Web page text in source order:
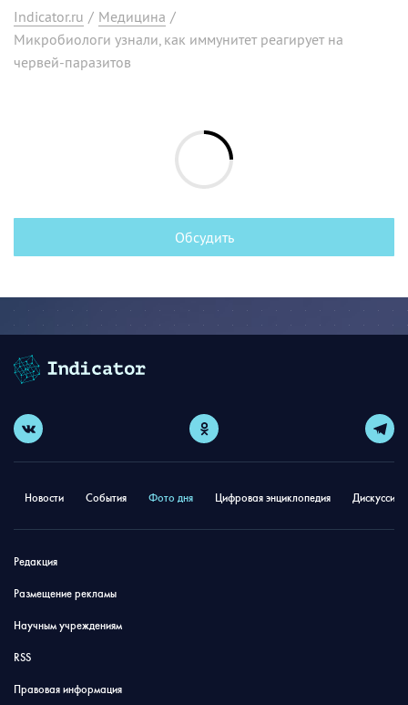
Indicator.ru / Медицина /
Микробиологи узнали, как иммунитет реагирует на
червей-паразитов
Обсудить
Новости События Фото дня Цифровая энциклопедия
Редакция
Размещение рекламы
Научным учреждениям
RSS
Правовая информация